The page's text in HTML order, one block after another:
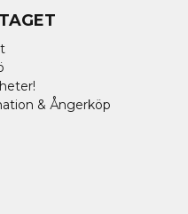
& Ångerköp